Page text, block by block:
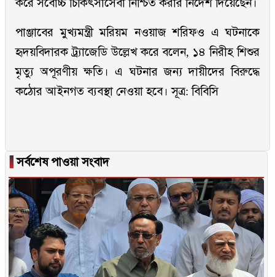
করে সর্বোচ্চ চিকিৎসাসেবা নিশ্চিত করার নির্দেশ দিয়েছেন।
পাঞ্জাবের মুখ্যমন্ত্রী মরিয়ম নওয়াজ শরিফও এ ঘটনাকে
হৃদয়বিদারক ট্র্যাজেডি উল্লেখ করে বলেন, ১৪ নিরীহ শিশুর
মৃত্যু অপূরণীয় ক্ষতি। এ ঘটনার জন্য দায়ীদের বিরুদ্ধে
কঠোর আইনগত ব্যবস্থা নেওয়া হবে। সূত্র: বিবিসি
▐সর্বশেষ পাওয়া সংবাদ